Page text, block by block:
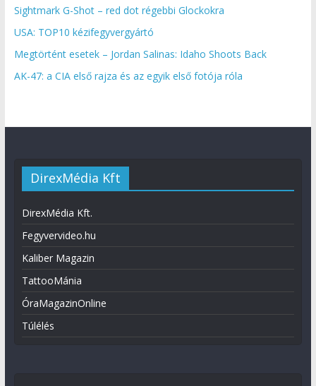
Sightmark G-Shot – red dot régebbi Glockokra
USA: TOP10 kézifegyvergyártó
Megtörtént esetek – Jordan Salinas: Idaho Shoots Back
AK-47: a CIA első rajza és az egyik első fotója róla
DirexMédia Kft
DirexMédia Kft.
Fegyvervideo.hu
Kaliber Magazin
TattooMánia
ÓraMagazinOnline
Túlélés